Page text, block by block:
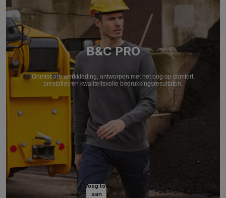
B&C PRO
Onmisbare werkkleding, ontworpen met het oog op comfort,
prestaties en kwaliteitsvolle bedrukkingsresultaten.
Voeg toe
aan